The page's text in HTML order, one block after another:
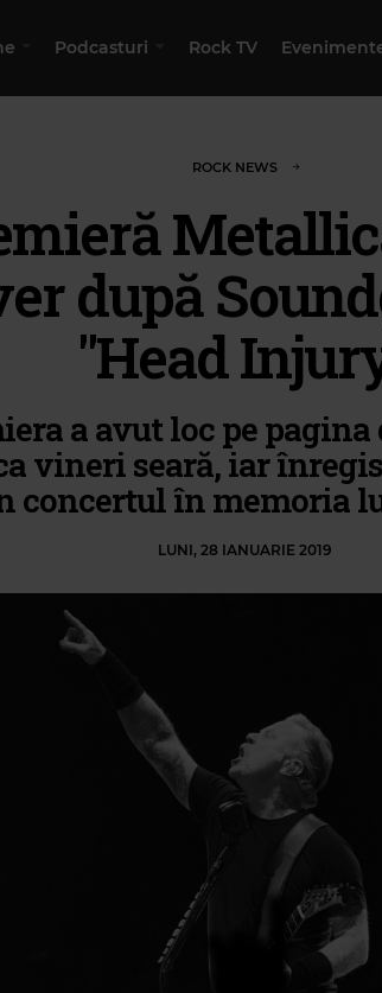
Podcasturi Rock TV
ROCK NEWS
după
"Head
a avut loc pe pagina
vineri seară, iar
concertul în memoria
LUNI, 28 IANUARIE 2019